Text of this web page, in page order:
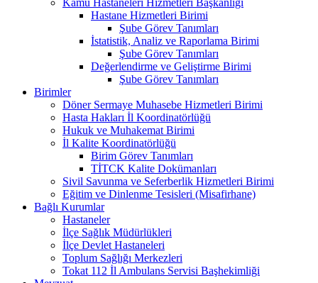
Hastane Hizmetleri Birimi
Şube Görev Tanımları
İstatistik, Analiz ve Raporlama Birimi
Şube Görev Tanımları
Değerlendirme ve Geliştirme Birimi
Şube Görev Tanımları
Birimler
Döner Sermaye Muhasebe Hizmetleri Birimi
Hasta Hakları İl Koordinatörlüğü
Hukuk ve Muhakemat Birimi
İl Kalite Koordinatörlüğü
Birim Görev Tanımları
TİTCK Kalite Dokümanları
Sivil Savunma ve Seferberlik Hizmetleri Birimi
Eğitim ve Dinlenme Tesisleri (Misafirhane)
Bağlı Kurumlar
Hastaneler
İlçe Sağlık Müdürlükleri
İlçe Devlet Hastaneleri
Toplum Sağlığı Merkezleri
Tokat 112 İl Ambulans Servisi Başhekimliği